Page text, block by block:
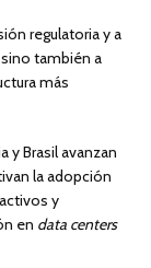
regulatoria y a
también a
más
y Brasil avanzan
la adopción
y
en data centers